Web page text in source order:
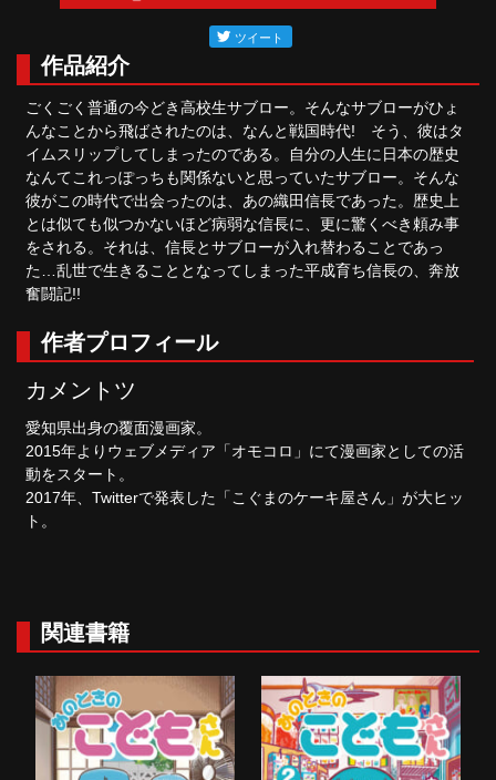
作品紹介
ごくごく普通の今どき高校生サブロー。そんなサブローがひょ
んなことから飛ばされたのは、なんと戦国時代! そう、彼はタ
イムスリップしてしまったのである。自分の人生に日本の歴史
なんてこれっぽっちも関係ないと思っていたサブロー。そんな
彼がこの時代で出会ったのは、あの織田信長であった。歴史上
とは似ても似つかないほど病弱な信長に、更に驚くべき頼み事
をされる。それは、信長とサブローが入れ替わることであっ
た…乱世で生きることとなってしまった平成育ち信長の、奔放
奮闘記!!
作者プロフィール
カメントツ
愛知県出身の覆面漫画家。
2015年よりウェブメディア「オモコロ」にて漫画家としての活
動をスタート。
2017年、Twitterで発表した「こぐまのケーキ屋さん」が大ヒッ
ト。
関連書籍